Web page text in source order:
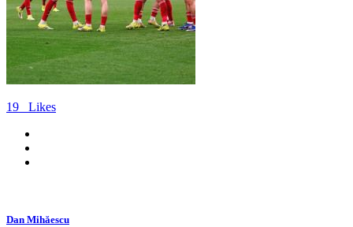
19 Likes
Dan Mihăescu